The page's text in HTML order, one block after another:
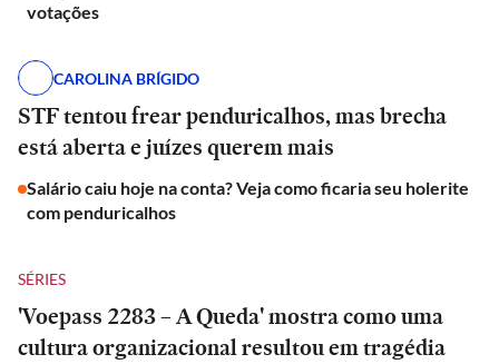
votações
CAROLINA BRÍGIDO
STF tentou frear penduricalhos, mas brecha
está aberta e juízes querem mais
Salário caiu hoje na conta? Veja como ficaria seu holerite
com penduricalhos
SÉRIES
'Voepass 2283 – A Queda' mostra como uma
cultura organizacional resultou em tragédia